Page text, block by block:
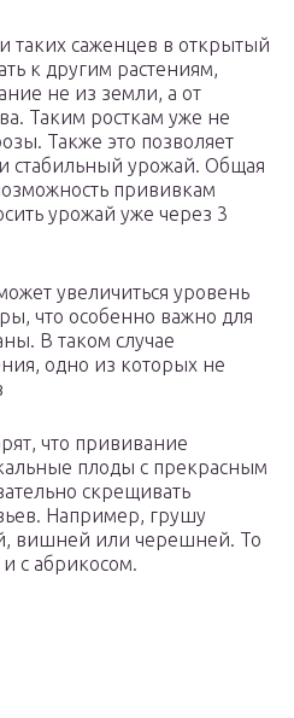
таких саженцев в открытый
к другим растениям,
не из земли, а от
Таким росткам уже не
Также это позволяет
стабильный урожай. Общая
прививкам
урожай уже через 3
увеличиться уровень
что особенно важно для
В таком случае
одно из которых не
что прививание
плоды с прекрасным
скрещивать
Например, грушу
вишней или черешней. То
с абрикосом.